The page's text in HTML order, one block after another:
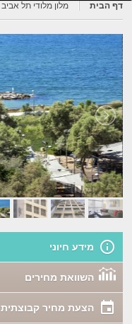
דף הבית מלון מלודי תל אביב
מידע חיוני
השוואת מחירים
הצעת מחיר קבוצתית